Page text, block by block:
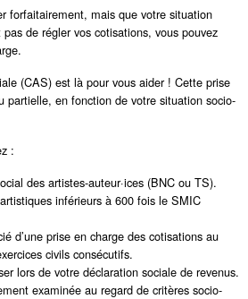
forfaitairement, mais que votre situation
de régler vos cotisations, vous pouvez
(CAS) est là pour vous aider ! Cette prise
partielle, en fonction de votre situation socio-
:
des artistes-auteur·ices (BNC ou TS).
inférieurs à 600 fois le SMIC
d’une prise en charge des cotisations au
civils consécutifs.
lors de votre déclaration sociale de revenus.
examinée au regard de critères socio-